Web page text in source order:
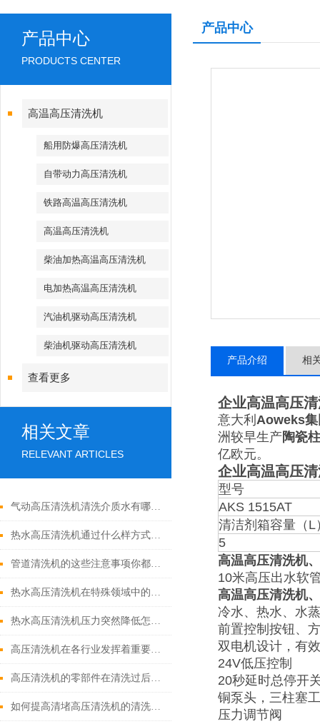
产品中心
PRODUCTS CENTER
高温高压清洗机
船用防爆高压清洗机
自带动力高压清洗机
铁路高温高压清洗机
高温高压清洗机
柴油加热高温高压清洗机
电加热高温高压清洗机
汽油机驱动高压清洗机
柴油机驱动高压清洗机
查看更多
相关文章
RELEVANT ARTICLES
气动高压清洗机清洗介质水有哪些优点
热水高压清洗机通过什么样方式来实现增压呢
管道清洗机的这些注意事项你都落实到位了吗
热水高压清洗机在特殊领域中的应用
热水高压清洗机压力突然降低怎么回事
高压清洗机在各行业发挥着重要的作用
高压清洗机的零部件在清洗过后还需要注意什么
如何提高清堵高压清洗机的清洗效果？
产品中心
产品介绍 相
企业高温高压
意大利 Aoweks
洲较早生产陶瓷
亿欧元。
企业高温高压
型号
AKS 1515AT
清洁剂箱容量（L
5
高温高压清洗机
10米高压出水软
高温高压清洗机
冷水、热水、水
前置控制按钮、
双电机设计，有
24V低压控制
20秒延时总停开
铜泵头，三柱塞
压力调节阀